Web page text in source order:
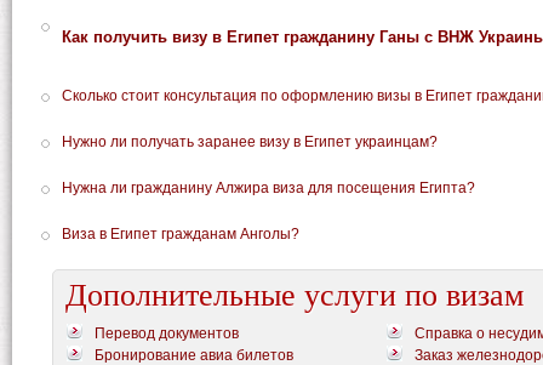
Как получить визу в Египет гражданину Ганы с ВНЖ
Сколько стоит консультация по оформлению визы в Египет
Нужно ли получать заранее визу в Египет украинцам?
Нужна ли гражданину Алжира виза для посещения Египта?
Виза в Египет гражданам Анголы?
Дополнительные услуги по визам
Перевод документов
Справка о
Бронирование авиа билетов
Заказ